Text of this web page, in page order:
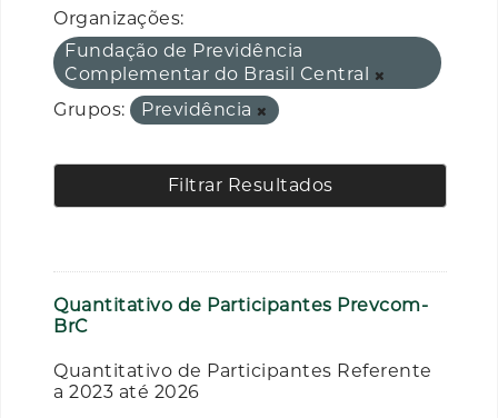
Organizações:
Fundação de Previdência
Complementar do Brasil Central
Grupos:
Previdência
Filtrar Resultados
Quantitativo de Participantes Prevcom-
BrC
Quantitativo de Participantes Referente
a 2023 até 2026